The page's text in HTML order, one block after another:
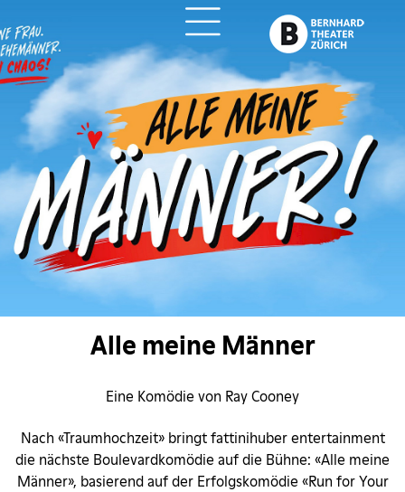
Alle meine Männer
Eine Komödie von Ray Cooney
Nach «Traumhochzeit» bringt fattinihuber entertainment
die nächste Boulevardkomödie auf die Bühne: «Alle meine
Männer», basierend auf der Erfolgskomödie «Run for Your